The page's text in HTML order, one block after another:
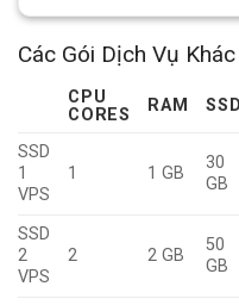
Các Gói Dịch Vụ Khác
CPU
CORES
RAM SSD
SSD
1
VPS
1 1 GB
30
GB
SSD
2
VPS
2 2 GB
50
GB